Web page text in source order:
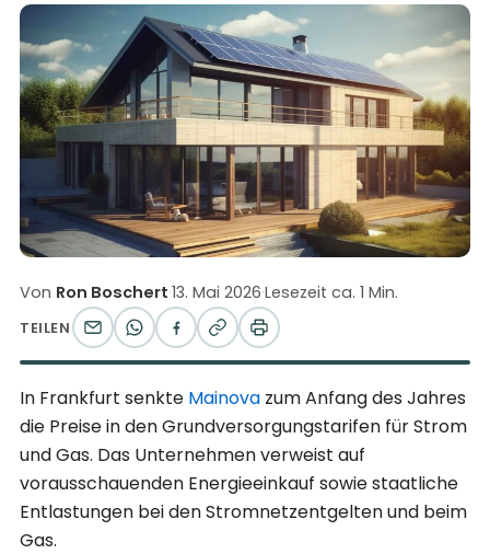
Von Ron Boschert·13. Mai 2026·Lesezeit ca. 1 Min.
TEILEN
In Frankfurt senkte Mainova zum Anfang des Jahres
die Preise in den Grundversorgungstarifen für Strom
und Gas. Das Unternehmen verweist auf
vorausschauenden Energieeinkauf sowie staatliche
Entlastungen bei den Stromnetzentgelten und beim
Gas.